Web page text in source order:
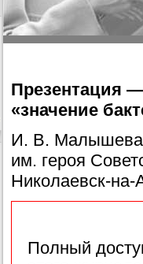
Презентация —
«значение
И. В.
им. героя
Николаевск-на-
Полный